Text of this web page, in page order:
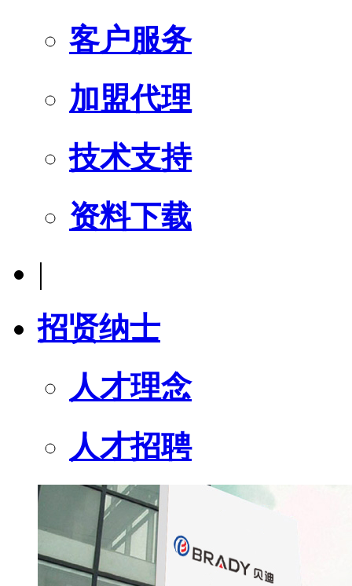
客户服务
加盟代理
技术支持
资料下载
|
招贤纳士
人才理念
人才招聘